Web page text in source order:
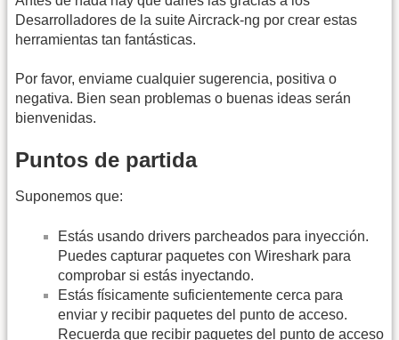
Desarrolladores de la suite Aircrack-ng por crear estas
herramientas tan fantásticas.
Por favor, enviame cualquier sugerencia, positiva o
negativa. Bien sean problemas o buenas ideas serán
bienvenidas.
Puntos de partida
Suponemos que:
Estás usando drivers parcheados para inyección.
Puedes capturar paquetes con Wireshark para
comprobar si estás inyectando.
Estás físicamente suficientemente cerca para
enviar y recibir paquetes del punto de acceso.
Recuerda que recibir paquetes del punto de acceso